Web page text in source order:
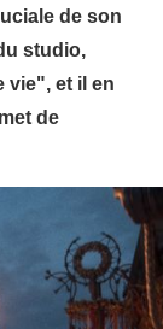
de son
studio,
vie", et il en
de